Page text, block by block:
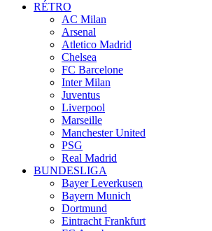
RÉTRO
AC Milan
Arsenal
Atletico Madrid
Chelsea
FC Barcelone
Inter Milan
Juventus
Liverpool
Marseille
Manchester United
PSG
Real Madrid
BUNDESLIGA
Bayer Leverkusen
Bayern Munich
Dortmund
Eintracht Frankfurt